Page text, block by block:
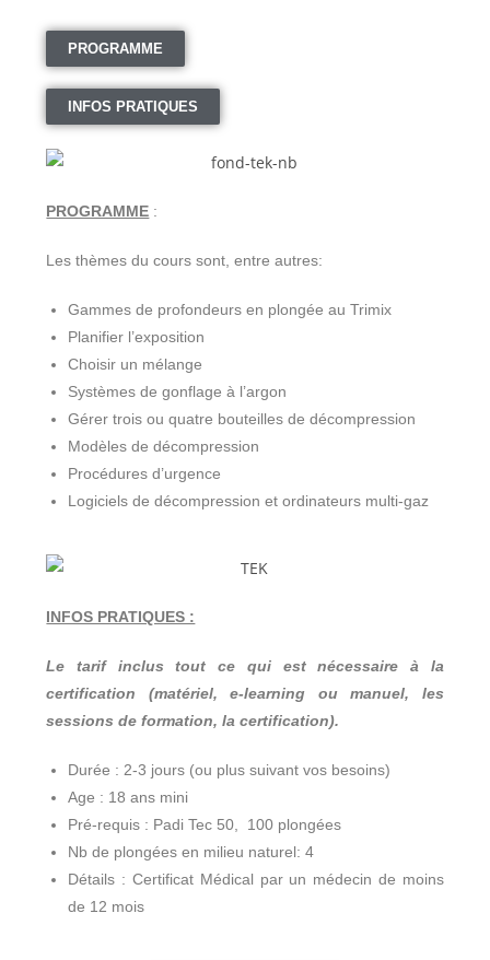
PROGRAMME
INFOS PRATIQUES
PROGRAMME :
Les thèmes du cours sont, entre autres:
Gammes de profondeurs en plongée au Trimix
Planifier l’exposition
Choisir un mélange
Systèmes de gonflage à l’argon
Gérer trois ou quatre bouteilles de décompression
Modèles de décompression
Procédures d’urgence
Logiciels de décompression et ordinateurs multi-gaz
INFOS PRATIQUES :
Le tarif inclus tout ce qui est nécessaire à la
certification (matériel, e-learning ou manuel, les
sessions de formation, la certification).
Durée : 2-3 jours (ou plus suivant vos besoins)
Age : 18 ans mini
Pré-requis : Padi Tec 50, 100 plongées
Nb de plongées en milieu naturel: 4
Détails : Certificat Médical par un médecin de moins
de 12 mois